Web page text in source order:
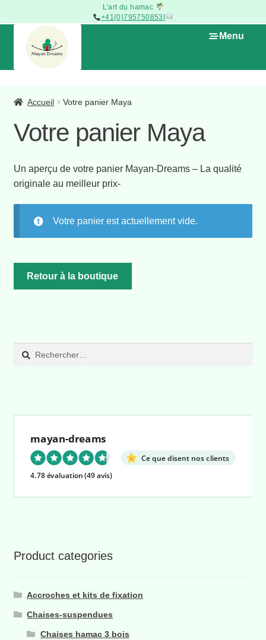
L’art du hamac
+41(0)795750853
Aller
Aller
contenu
Menu
Promotions – Produits on Sale
Votre panier
Accueil Votre panier Maya
Votre panier Maya
Un aperçu de votre panier Mayan-Dreams – La qualité
originale au meilleur prix-
Votre panier est actuellement vide.
Retour à la boutique
Rechercher :
mayan-dreams
Ce que disent nos clients
4.78 évaluation(49 avis)
Product categories
Accroches et kits de fixation
Chaises-suspendues
Chaises hamac 3 bois